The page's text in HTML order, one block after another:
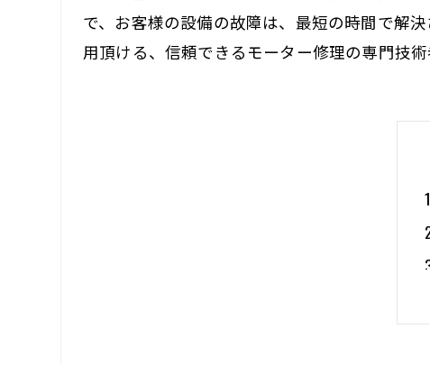
で、お客様の設備の故障は、最短の時間で解
用頂ける、信頼できるモーター修理の専門技術